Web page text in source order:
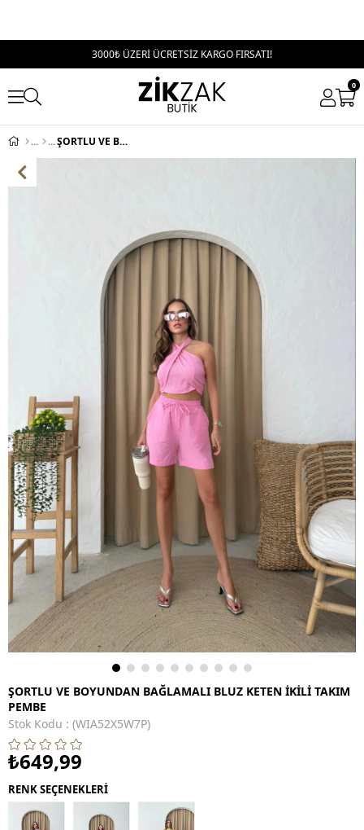
3000₺ ÜZERİ ÜCRETSİZ KARGO FIRSATI!
0
ŞORTLU VE BOYUNDAN BAĞLAMALI BLUZ KETEN İKİLİ TAKIM PEMBE
ŞORTLU VE BOYUNDAN BAĞLAMALI BLUZ KETEN İKİLİ TAKIM
PEMBE
Stok Kodu
(WIA52X5W7P)
₺649,99
RENK SEÇENEKLERİ